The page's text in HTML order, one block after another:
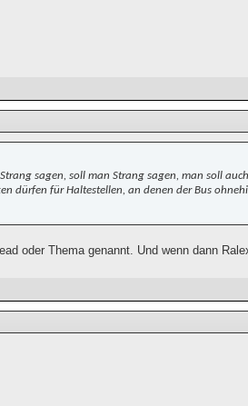
sagen, soll man Strang sagen, man soll
dürfen für Haltestellen, an denen der Bus
oder Thema genannt. Und wenn dann